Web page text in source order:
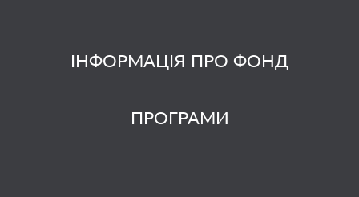
ІНФОРМАЦІЯ ПРО ФОНД
ПРОГРАМИ